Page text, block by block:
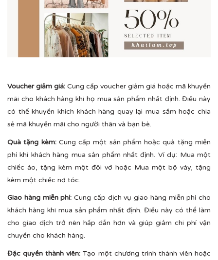
Voucher giảm giá: Cung cấp voucher giảm giá hoặc mã khuyến
mãi cho khách hàng khi họ mua sản phẩm nhất định. Điều này
có thể khuyến khích khách hàng quay lại mua sắm hoặc chia
sẻ mã khuyến mãi cho người thân và bạn bè.
Quà tặng kèm:Cung cấp một sản phẩm hoặc quà tặng miễn
phí khi khách hàng mua sản phẩm nhất định. Ví dụ: Mua một
chiếc áo, tặng kèm một đôi vớ hoặc Mua một bộ váy, tặng
kèm một chiếc nơ tóc.
Giao hàng miễn phí: Cung cấp dịch vụ giao hàng miễn phí cho
khách hàng khi mua sản phẩm nhất định. Điều này có thể làm
cho giao dịch trở nên hấp dẫn hơn và giúp giảm chi phí vận
chuyển cho khách hàng.
Đặc quyền thành viên: Tạo một chương trình thành viên hoặc